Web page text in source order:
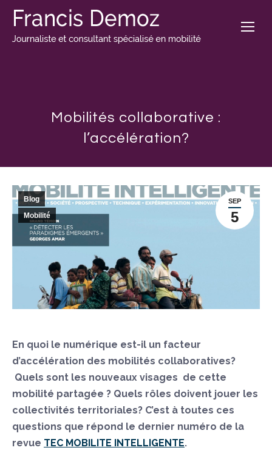
Mobilités collaborative :
l’accélération?
SEP
5
Blog
Mobilité
En quoi le numérique est-il un facteur
d’accélération des mobilités collaboratives?
Quels sont les nouveaux visages de cette
mobilité partagée ? Quels rôles doivent jouer les
collectivités territoriales? C’est à toutes ces
questions que répond le dernier numéro de la
revue TEC MOBILITE INTELLIGENTE.